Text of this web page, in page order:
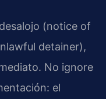
(notice of
detainer),
No ignore
el